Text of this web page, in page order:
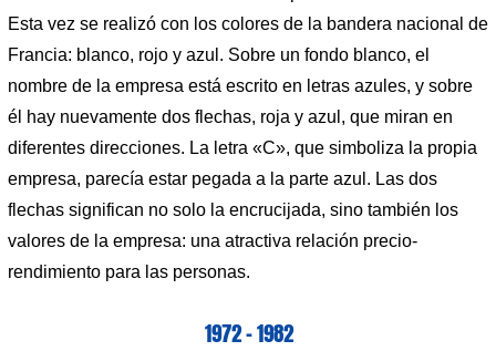
Esta vez se realizó con los colores de la bandera nacional de
Francia: blanco, rojo y azul. Sobre un fondo blanco, el
nombre de la empresa está escrito en letras azules, y sobre
él hay nuevamente dos flechas, roja y azul, que miran en
diferentes direcciones. La letra «C», que simboliza la propia
empresa, parecía estar pegada a la parte azul. Las dos
flechas significan no solo la encrucijada, sino también los
valores de la empresa: una atractiva relación precio-
rendimiento para las personas.
1972 – 1982